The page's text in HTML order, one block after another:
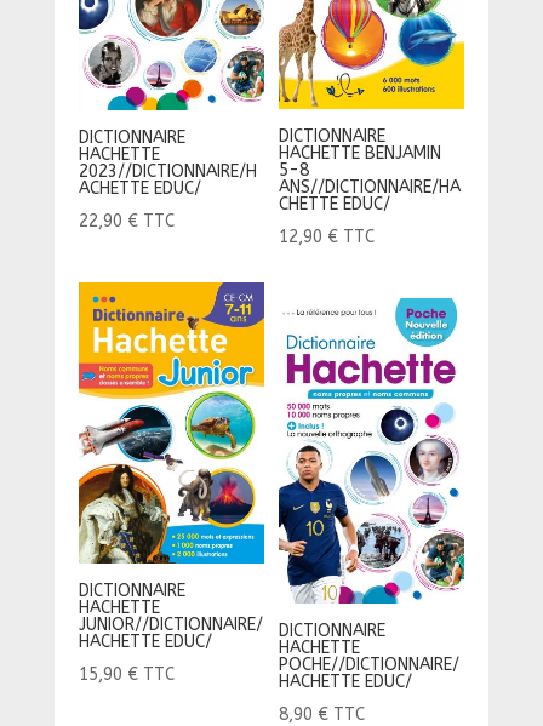
DICTIONNAIRE
HACHETTE
2023//DICTIONNAIRE/H
ACHETTE EDUC/
22,90 € TTC
DICTIONNAIRE
HACHETTE BENJAMIN
5-8
ANS//DICTIONNAIRE/HA
CHETTE EDUC/
12,90 € TTC
DICTIONNAIRE
HACHETTE
JUNIOR//DICTIONNAIRE/
HACHETTE EDUC/
15,90 € TTC
DICTIONNAIRE
HACHETTE
POCHE//DICTIONNAIRE/
HACHETTE EDUC/
8,90 € TTC